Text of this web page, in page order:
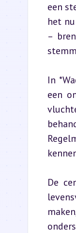
een
het
–
In
een
De